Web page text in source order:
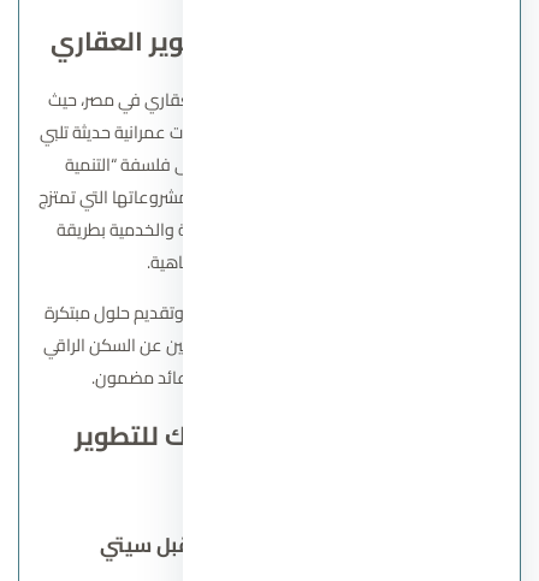
نبذه عن شركة سوديك للتطوير العقاري
تعد سوديك واحدة من أكبر شركات التطوير العقاري في مصر، حيث
تمتد خبرتها لأكثر من عقدين في إنشاء مجتمعات عمرانية حديثة تلبي
احتياجات الأسرة المصرية. تعتمد الشركة على فلسفة “التنمية
المستدامة”، وهو ما يظهر بوضوح في تصميم مشروعاتها التي تمتزج
فيها المساحات الخضراء مع الوحدات السكنية والخدمية بطريقة
تضمن الخصوصية والراحة والرفاهية.
تشتهر الشركة بدقة التنفيذ، الالتزام بالمواعيد، وتقديم حلول مبتكرة
في كل مشروع، مما جعلها محط اهتمام الباحثين عن السكن الراقي
والمستثمرين الباحثين عن مشاريع ذات عائد مضمون.
أهم مشاريع شركة سوديك للتطوير
كمبوند سوديك إيست المستقبل سيتي